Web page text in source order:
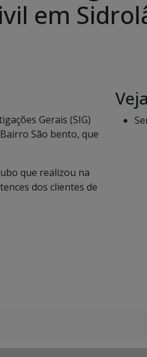
em
Gerais (SIG)
São bento, que
que realizou na
dos clientes de